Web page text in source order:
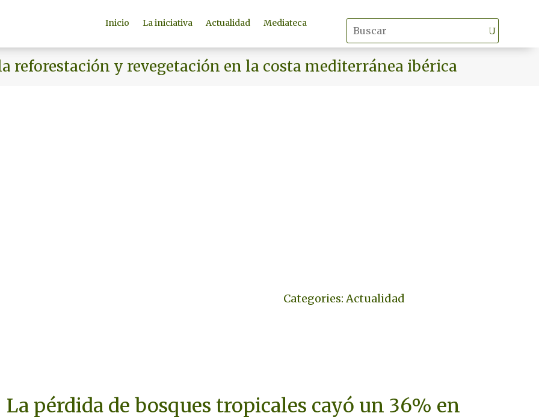
Inicio La iniciativa Actualidad Mediateca
reforestación y revegetación en la costa mediterránea ibérica
Categories:Actualidad
La pérdida de bosques tropicales cayó un 36% en